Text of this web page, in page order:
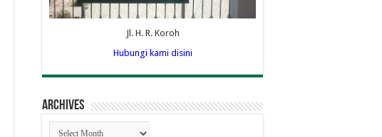
Jl. H. R. Koroh
Hubungi kami disini
Archives
Archives